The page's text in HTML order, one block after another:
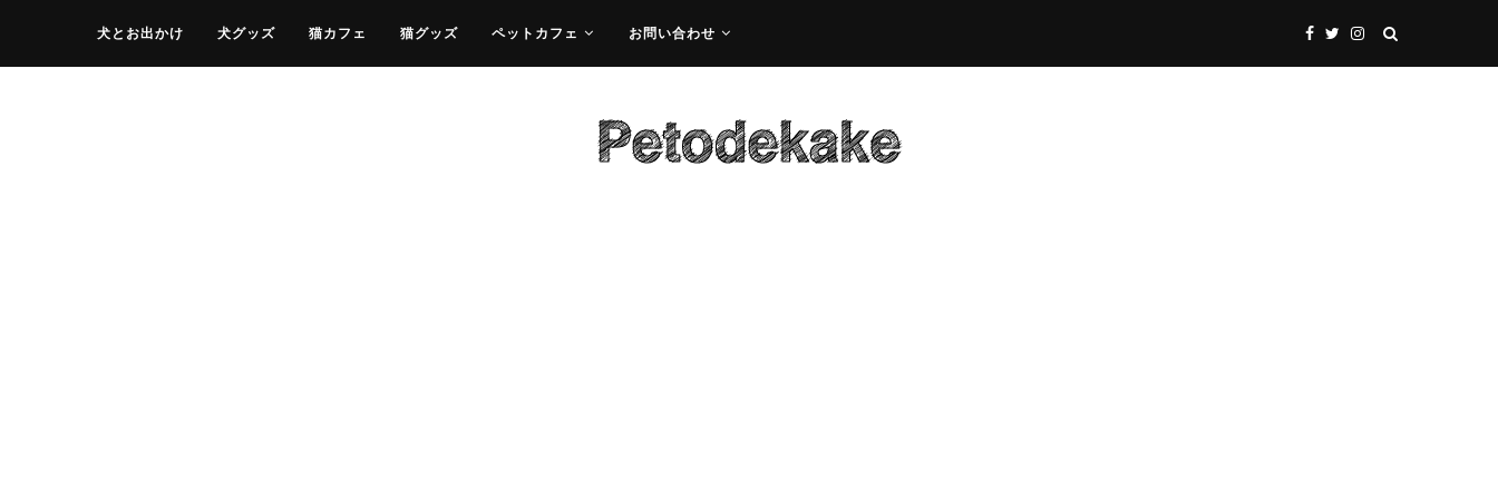
犬とお出かけ 犬グッズ 猫カフェ 猫グッズ ペットカフェ お問い合わせ